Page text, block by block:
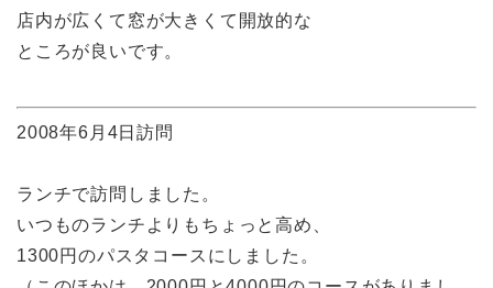
店内が広くて窓が大きくて開放的な
ところが良いです。
2008年6月4日訪問
ランチで訪問しました。
いつものランチよりもちょっと高め、
1300円のパスタコースにしました。